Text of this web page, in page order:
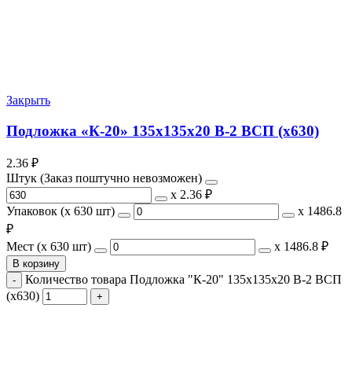
Закрыть
Подложка «К-20» 135х135х20 В-2 ВСП (х630)
2.36 ₽
Штук (Заказ поштучно невозможен)
х 2.36 ₽
Упаковок (x 630 шт)
х 1486.8
₽
Мест (x 630 шт)
х 1486.8 ₽
В корзину
Количество товара Подложка "К-20" 135х135х20 В-2 ВСП
(х630)